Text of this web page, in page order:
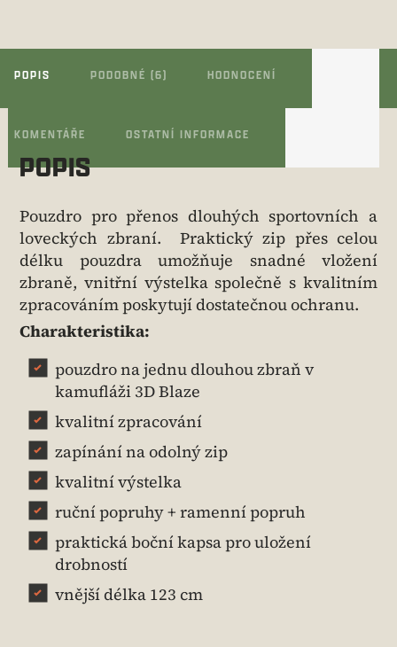
POPIS PODOBNÉ (6) HODNOCENÍ
KOMENTÁŘE OSTATNÍ INFORMACE
POPIS
Pouzdro pro přenos dlouhých sportovních a
loveckých zbraní. Praktický zip přes celou
délku pouzdra umožňuje snadné vložení
zbraně, vnitřní výstelka společně s kvalitním
zpracováním poskytují dostatečnou ochranu.
Charakteristika:
pouzdro na jednu dlouhou zbraň v
kamufláži 3D Blaze
kvalitní zpracování
zapínání na odolný zip
kvalitní výstelka
ruční popruhy + ramenní popruh
praktická boční kapsa pro uložení
drobností
vnější délka 123 cm